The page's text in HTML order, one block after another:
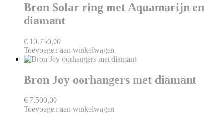
Bron Solar ring met Aquamarijn en
diamant
€ 10.750,00
Toevoegen aan winkelwagen
Bron Joy oorhangers met diamant
€ 7.500,00
Toevoegen aan winkelwagen